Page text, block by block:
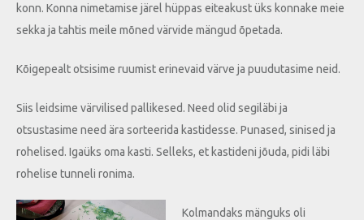
konn. Konna nimetamise järel hüppas eiteakust üks konnake meie
sekka ja tahtis meile mõned värvide mängud õpetada.
Kõigepealt otsisime ruumist erinevaid värve ja puudutasime neid.
Siis leidsime värvilised pallikesed. Need olid segiläbi ja
otsustasime need ära sorteerida kastidesse. Punased, sinised ja
rohelised. Igaüks oma kasti. Selleks, et kastideni jõuda, pidi läbi
rohelise tunneli ronima.
Kolmandaks mänguks oli